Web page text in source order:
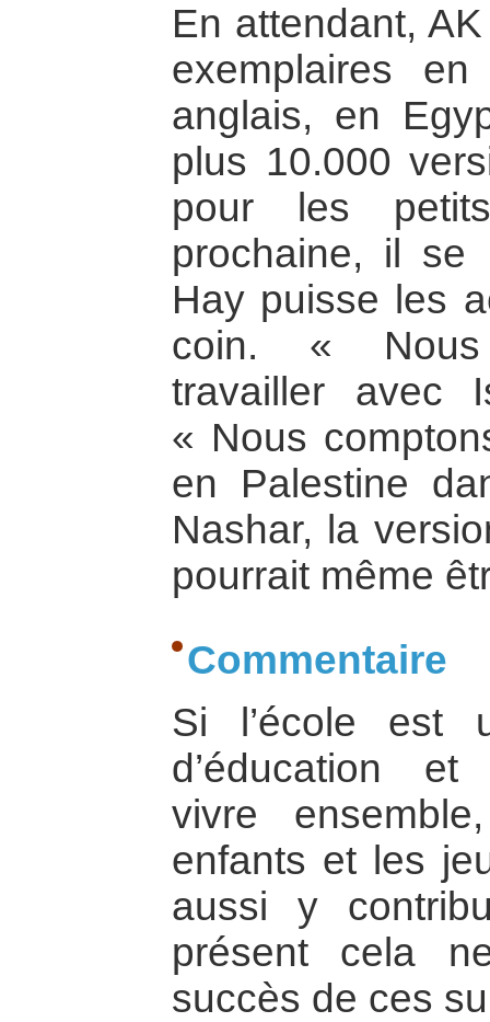
En attendant,
exemplaires
anglais, en
plus 10.000
pour les
prochaine, il se
Hay puisse les
coin. « Nous
travailler avec
« Nous
en Palestine
Nashar, la
pourrait même
Commentaire
Si l’école est
d’éducation et
vivre
enfants et les
aussi y
présent cela
succès de ces